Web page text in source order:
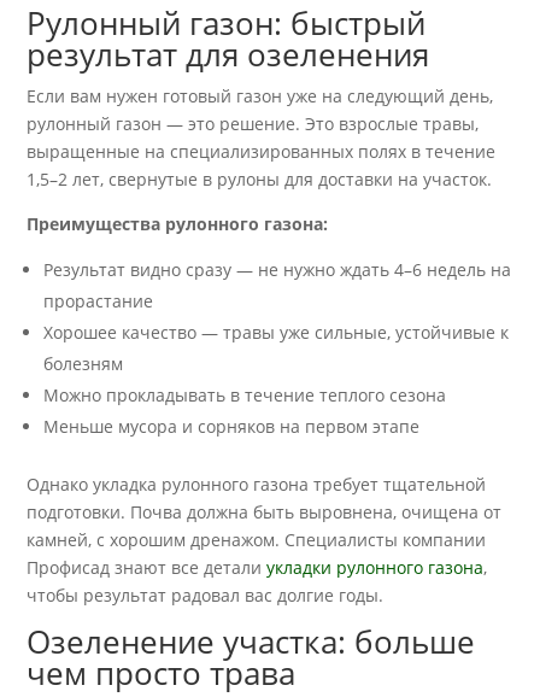
Рулонный газон: быстрый
результат для озеленения
Если вам нужен готовый газон уже на следующий день,
рулонный газон — это решение. Это взрослые травы,
выращенные на специализированных полях в течение
1,5–2 лет, свернутые в рулоны для доставки на участок.
Преимущества рулонного газона:
Результат видно сразу — не нужно ждать 4–6 недель на
прорастание
Хорошее качество — травы уже сильные, устойчивые к
болезням
Можно прокладывать в течение теплого сезона
Меньше мусора и сорняков на первом этапе
Однако укладка рулонного газона требует тщательной
подготовки. Почва должна быть выровнена, очищена от
камней, с хорошим дренажом. Специалисты компании
Профисад знают все деталиукладки рулонного газона,
чтобы результат радовал вас долгие годы.
Озеленение участка: больше
чем просто трава